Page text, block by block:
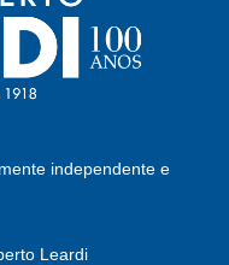
independente e
Leardi